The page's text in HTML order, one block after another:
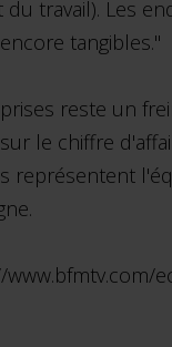
du travail). Les
tangibles."
reste un
le chiffre
représentent